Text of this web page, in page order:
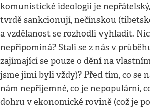
komunistické ideologii je
tvrdě sankcionují, nečínskou
a vzdělanost se rozhodli vyhladit.
nepřipomíná? Stali se z nás v
zajímající se pouze o dění na
jsme jimi byli vždy)? Před tím, co se
nám nepříjemné, co je nepopulární,
dohru v ekonomické rovině (což je